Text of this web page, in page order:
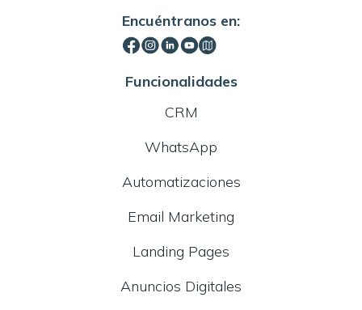
Encuéntranos en:
Funcionalidades
CRM
WhatsApp
Automatizaciones
Email Marketing
Landing Pages
Anuncios Digitales